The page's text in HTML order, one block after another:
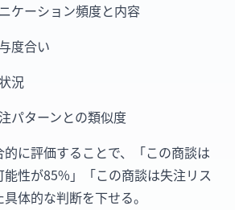
ケーション頻度と内容
度合い
況
パターンとの類似度
に評価することで、「この商談は
性が85%」「この商談は失注リス
体的な判断を下せる。